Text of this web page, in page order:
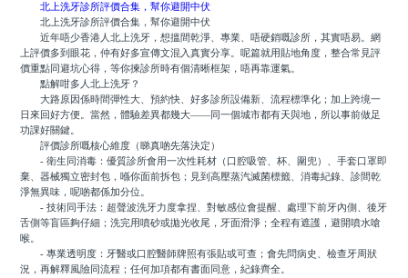
箍牙收費
北上洗牙診所評價合集，幫你避開中伏
北上洗牙診所評價合集，幫你避開中伏
近年唔少香港人北上洗牙，想搵間乾淨、專業、唔硬銷嘅診所，其實唔易。網
上評價多到眼花，仲有好多宣傳文混入真實分享。呢篇就用貼地角度，整合常見評
價重點同避坑心得，等你揀診所時有個清晰框架，唔再靠運氣。
點解咁多人北上洗牙？
大路原因係時間彈性大、預約快、好多診所設備新、流程標準化；加上跨境一
日來回好方便。當然，體驗差異都幾大——同一個城市都有天與地，所以事前做足
功課好關鍵。
評價診所嘅核心維度（睇真啲先落決定）
- 衛生同消毒：優質診所會用一次性耗材（口腔吸管、杯、圍兜）、手套口罩即
棄、器械獨立密封包，喺你面前拆包；見到高壓蒸汽滅菌標籤、消毒紀錄、診間乾
淨無異味，呢啲都係加分位。
- 技術同手法：超聲波洗牙力度拿捏、對敏感位會提醒、處理下前牙內側、後牙
舌側等盲區夠仔細；洗完用噴砂或拋光收尾，牙面滑淨；全程有遮護，避開噴水嗆
喉。
- 專業透明度：牙醫或口腔醫師牌照有張貼或可查；會先問病史、檢查牙周狀
況，再解釋風險同流程；任何加項都有書面同意，紀錄齊全。